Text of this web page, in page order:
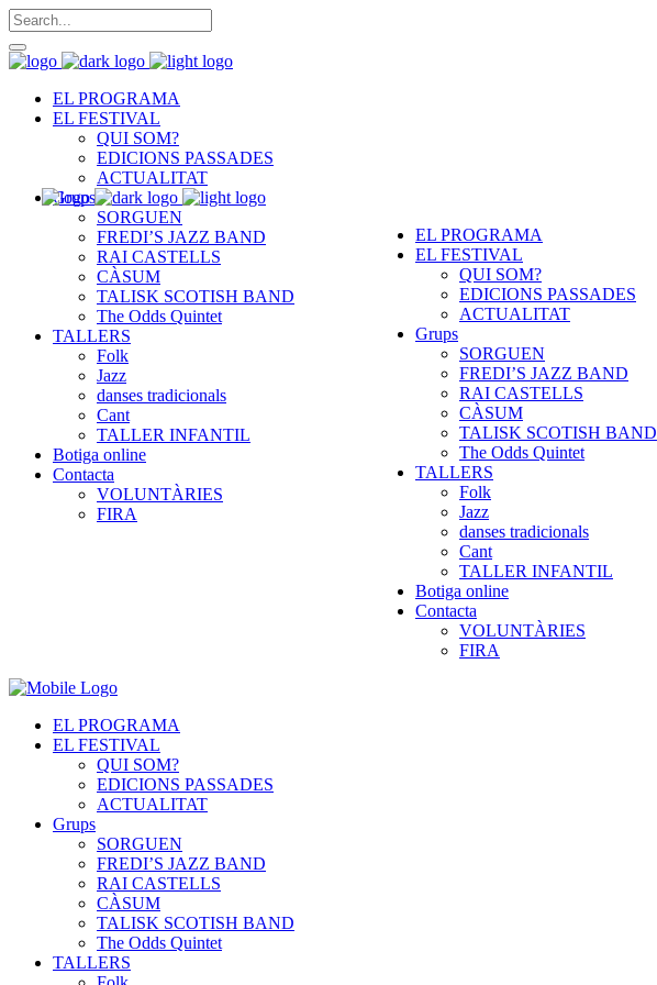
EL PROGRAMA
EL FESTIVAL
QUI SOM?
EDICIONS PASSADES
ACTUALITAT
Grups
SORGUEN
FREDI’S JAZZ BAND
RAI CASTELLS
CÀSUM
TALISK SCOTISH BAND
The Odds Quintet
TALLERS
Folk
Jazz
danses tradicionals
Cant
TALLER INFANTIL
Botiga online
Contacta
VOLUNTÀRIES
FIRA
EL PROGRAMA
EL FESTIVAL
QUI SOM?
EDICIONS PASSADES
ACTUALITAT
Grups
SORGUEN
FREDI’S JAZZ BAND
RAI CASTELLS
CÀSUM
TALISK SCOTISH BAND
The Odds Quintet
TALLERS
Folk
Jazz
danses tradicionals
Cant
TALLER INFANTIL
Botiga online
Contacta
VOLUNTÀRIES
FIRA
EL PROGRAMA
EL FESTIVAL
QUI SOM?
EDICIONS PASSADES
ACTUALITAT
Grups
SORGUEN
FREDI’S JAZZ BAND
RAI CASTELLS
CÀSUM
TALISK SCOTISH BAND
The Odds Quintet
TALLERS